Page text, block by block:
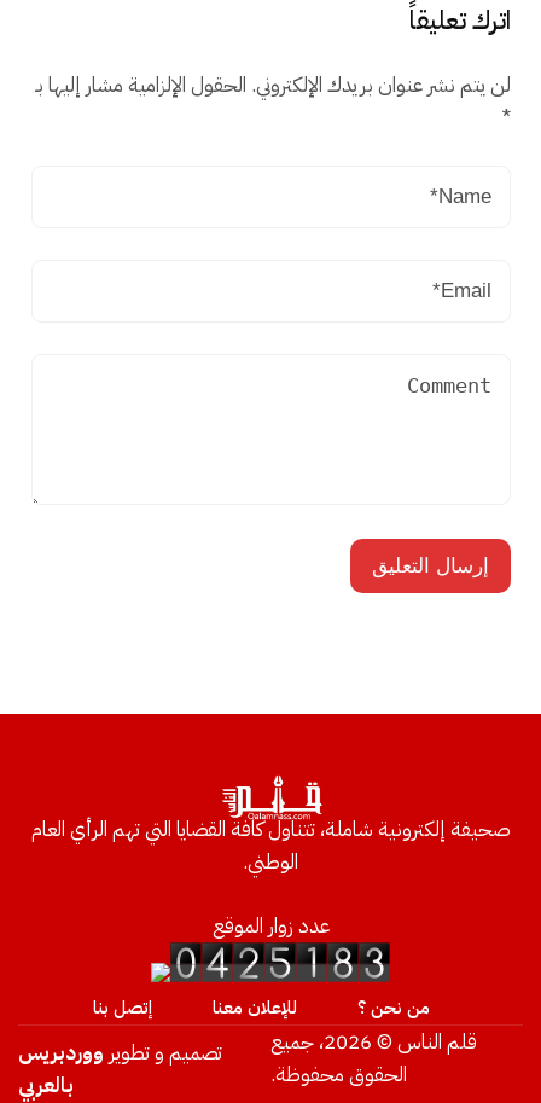
اترك تعليقاً
لن يتم نشر عنوان بريدك الإلكتروني. الحقول الإلزامية مشار إليها بـ
*
صحيفة إلكترونية شاملة، تتناول كافة القضايا التي تهم الرأي العام
الوطني.
عدد زوار الموقع
من نحن ؟ للإعلان معنا إتصل بنا
قلم الناس © 2026، جميع
الحقوق محفوظة.
تصميم و تطوير ووردبريس
بالعربي